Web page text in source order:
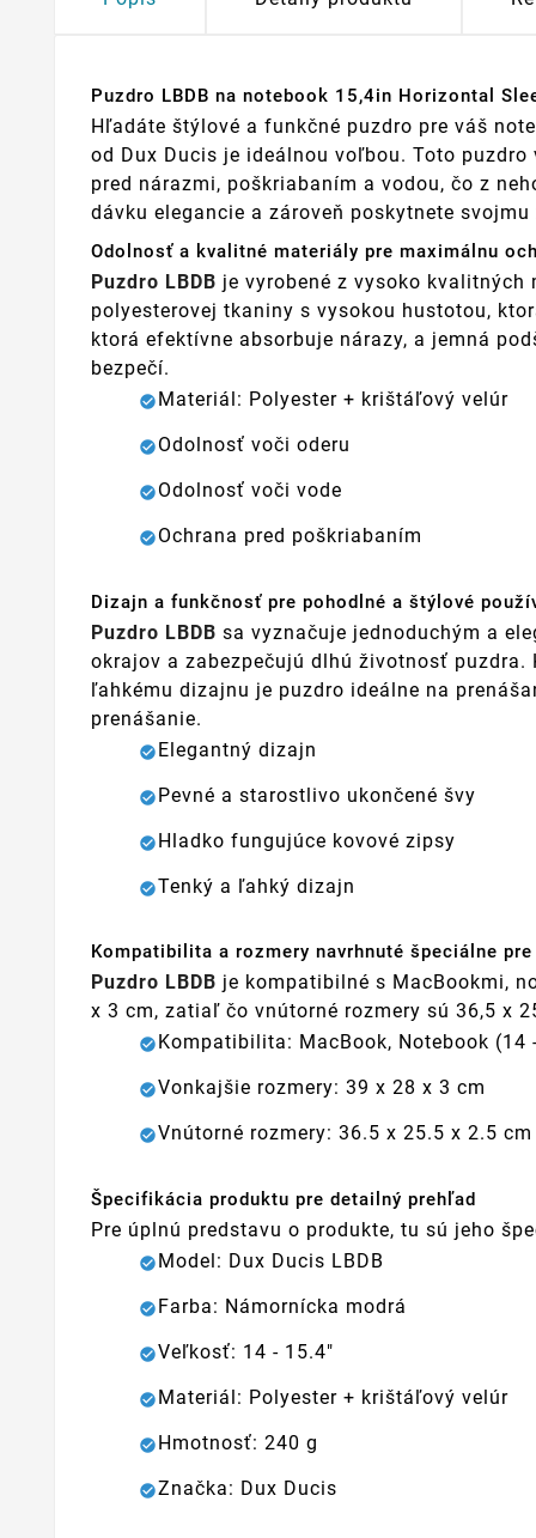
Puzdro LBDB na notebook 15,4in Horizontal
Hľadáte štýlové a funkčné puzdro pre váš
od Dux Ducis je ideálnou voľbou. Toto
pred nárazmi, poškriabaním a vodou, čo z
dávku elegancie a zároveň poskytnete
Odolnosť a kvalitné materiály pre maximálnu
Puzdro LBDB je vyrobené z vysoko
polyesterovej tkaniny s vysokou hustotou,
ktorá efektívne absorbuje nárazy, a jemná
bezpečí.
Materiál: Polyester + krištáľový velúr
Odolnosť voči oderu
Odolnosť voči vode
Ochrana pred poškriabaním
Dizajn a funkčnosť pre pohodlné a štýlové
Puzdro LBDB sa vyznačuje jednoduchým a
okrajov a zabezpečujú dlhú životnosť
ľahkému dizajnu je puzdro ideálne na
prenášanie.
Elegantný dizajn
Pevné a starostlivo ukončené švy
Hladko fungujúce kovové zipsy
Tenký a ľahký dizajn
Kompatibilita a rozmery navrhnuté špeciálne
Puzdro LBDB je kompatibilné s MacBookmi,
x 3 cm, zatiaľ čo vnútorné rozmery sú 36,5 x
Kompatibilita: MacBook, Notebook (14
Vonkajšie rozmery: 39 x 28 x 3 cm
Vnútorné rozmery: 36.5 x 25.5 x 2.5 cm
Špecifikácia produktu pre detailný prehľad
Pre úplnú predstavu o produkte, tu sú jeho
Model: Dux Ducis LBDB
Farba: Námornícka modrá
Veľkosť: 14 - 15.4"
Materiál: Polyester + krištáľový velúr
Hmotnosť: 240 g
Značka: Dux Ducis